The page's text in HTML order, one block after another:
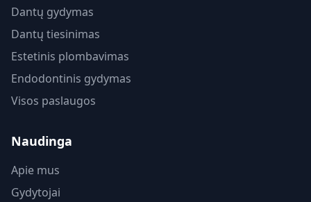
Dantų gydymas
Dantų tiesinimas
Estetinis plombavimas
Endodontinis gydymas
Visos paslaugos
Naudinga
Apie mus
Gydytojai